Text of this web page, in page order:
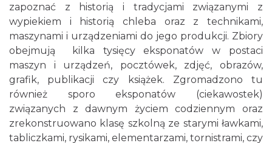
zapoznać z historią i tradycjami związanymi z
wypiekiem i historią chleba oraz z technikami,
maszynami i urządzeniami do jego produkcji. Zbiory
obejmują kilka tysięcy eksponatów w postaci
maszyn i urządzeń, pocztówek, zdjęć, obrazów,
grafik, publikacji czy książek. Zgromadzono tu
również sporo eksponatów (ciekawostek)
związanych z dawnym życiem codziennym oraz
zrekonstruowano klasę szkolną ze starymi ławkami,
tabliczkami, rysikami, elementarzami, tornistrami, czy